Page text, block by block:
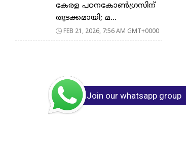
കേരള പഠനകോൺഗ്രസിന്
തുടക്കമായി; മ...
FEB 21, 2026, 7:56 AM GMT+0000
Join our whatsapp group